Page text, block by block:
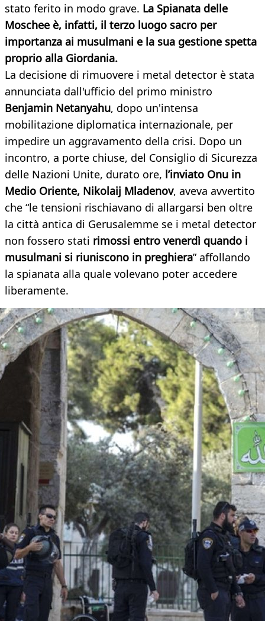
stato ferito in modo grave. La Spianata delle
Moschee è, infatti, il terzo luogo sacro per
importanza ai musulmani e la sua gestione spetta
proprio alla Giordania.
La decisione di rimuovere i metal detector è stata
annunciata dall'ufficio del primo ministro
Benjamin Netanyahu, dopo un'intensa
mobilitazione diplomatica internazionale, per
impedire un aggravamento della crisi. Dopo un
incontro, a porte chiuse, del Consiglio di Sicurezza
delle Nazioni Unite, durato ore, l’inviato Onu in
Medio Oriente, Nikolaij Mladenov, aveva avvertito
che “le tensioni rischiavano di allargarsi ben oltre
la città antica di Gerusalemme se i metal detector
non fossero stati rimossi entro venerdì quando i
musulmani si riuniscono in preghiera” affollando
la spianata alla quale volevano poter accedere
liberamente.